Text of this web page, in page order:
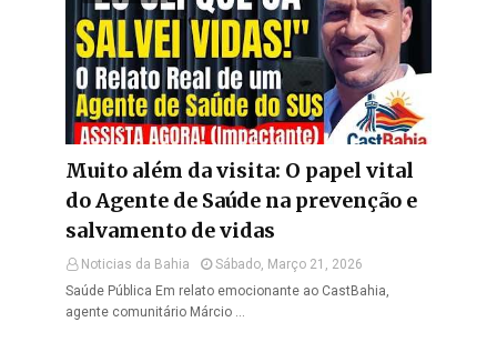
Muito além da visita: O papel vital
do Agente de Saúde na prevenção e
salvamento de vidas
Noticias da Bahia
Sábado, Março 21, 2026
Saúde Pública Em relato emocionante ao CastBahia,
agente comunitário Márcio …